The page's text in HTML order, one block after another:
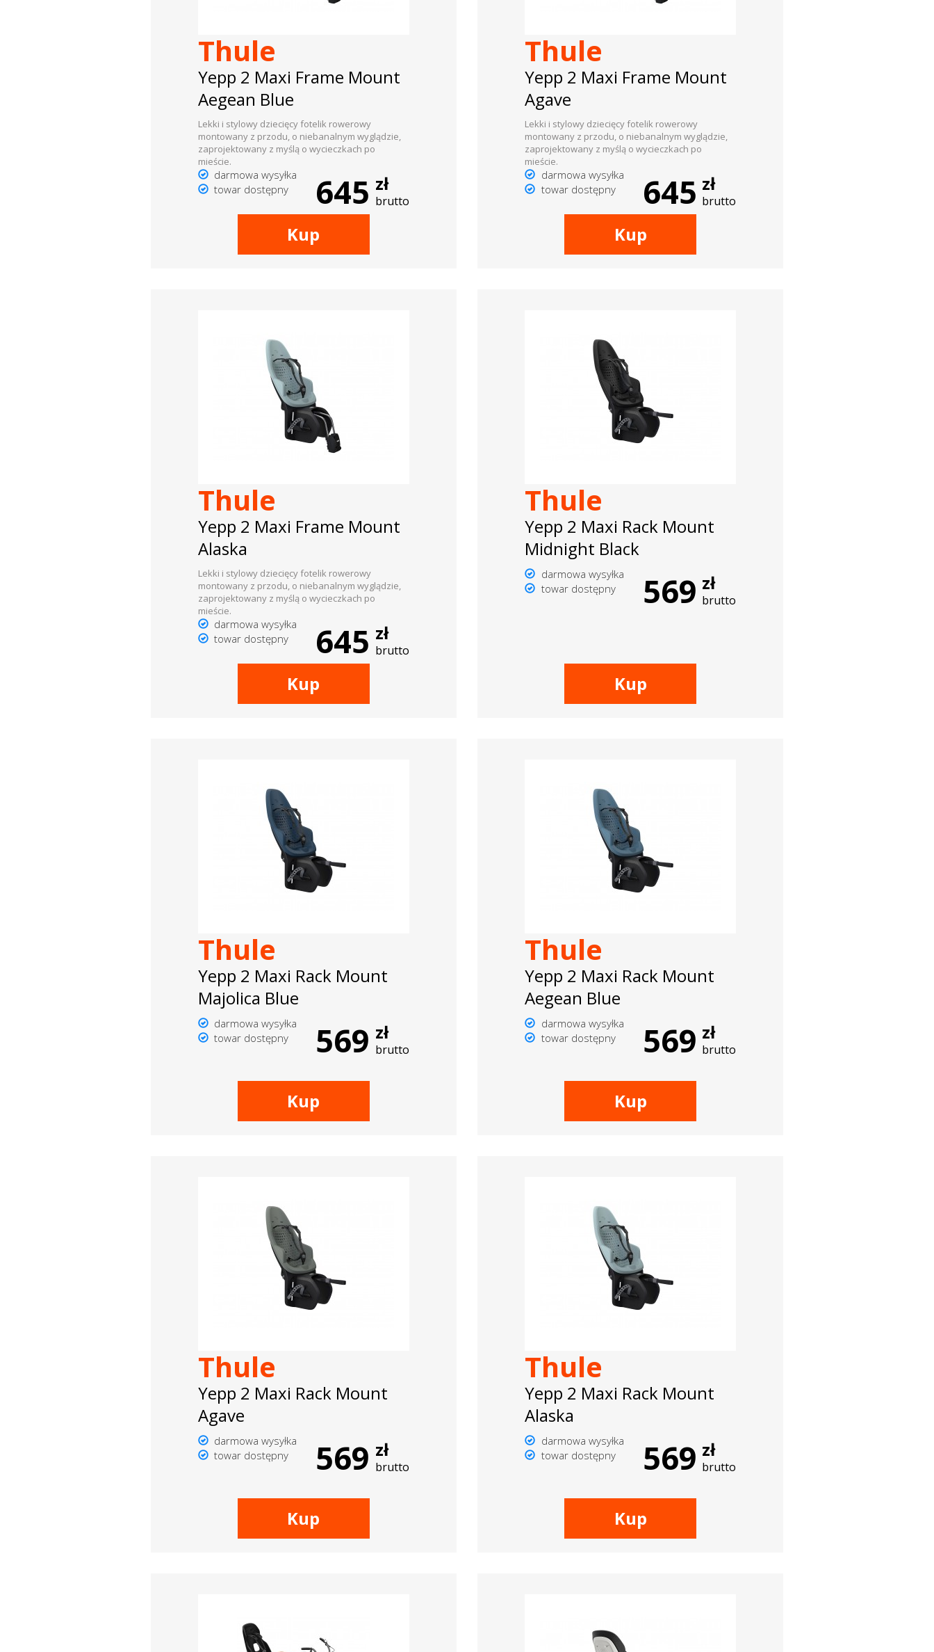
Thule
Yepp 2 Maxi Frame Mount
Aegean Blue
Lekki i stylowy dziecięcy fotelik rowerowy
montowany z przodu, o niebanalnym wyglądzie,
zaprojektowany z myślą o wycieczkach po
mieście.
darmowa wysyłka
towar dostępny
645 zł
brutto
Kup
Thule
Yepp 2 Maxi Frame Mount
Agave
Lekki i stylowy dziecięcy fotelik rowerowy
montowany z przodu, o niebanalnym wyglądzie,
zaprojektowany z myślą o wycieczkach po
mieście.
darmowa wysyłka
towar dostępny
645 zł
brutto
Kup
Thule
Yepp 2 Maxi Frame Mount
Alaska
Lekki i stylowy dziecięcy fotelik rowerowy
montowany z przodu, o niebanalnym wyglądzie,
zaprojektowany z myślą o wycieczkach po
mieście.
darmowa wysyłka
towar dostępny
645 zł
brutto
Kup
Thule
Yepp 2 Maxi Rack Mount
Midnight Black
darmowa wysyłka
towar dostępny
569 zł
brutto
Kup
Thule
Yepp 2 Maxi Rack Mount
Majolica Blue
darmowa wysyłka
towar dostępny
569 zł
brutto
Kup
Thule
Yepp 2 Maxi Rack Mount
Aegean Blue
darmowa wysyłka
towar dostępny
569 zł
brutto
Kup
Thule
Yepp 2 Maxi Rack Mount
Agave
darmowa wysyłka
towar dostępny
569 zł
brutto
Kup
Thule
Yepp 2 Maxi Rack Mount
Alaska
darmowa wysyłka
towar dostępny
569 zł
brutto
Kup